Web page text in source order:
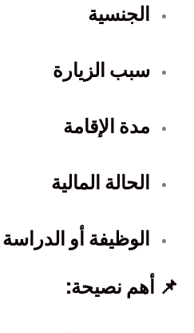
الجنسية
سبب الزيارة
مدة الإقامة
الحالة المالية
الوظيفة أو الدراسة
📌 أهم نصيحة: